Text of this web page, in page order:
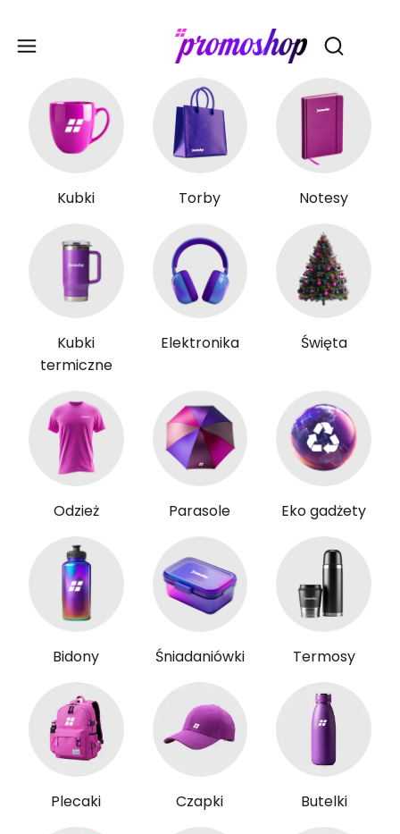
Otwórz
Kubki Torby Notesy
Kubki
termiczne
Elektronika Święta
Odzież Parasole Eko gadżety
Bidony Śniadaniówki Termosy
Plecaki Czapki Butelki